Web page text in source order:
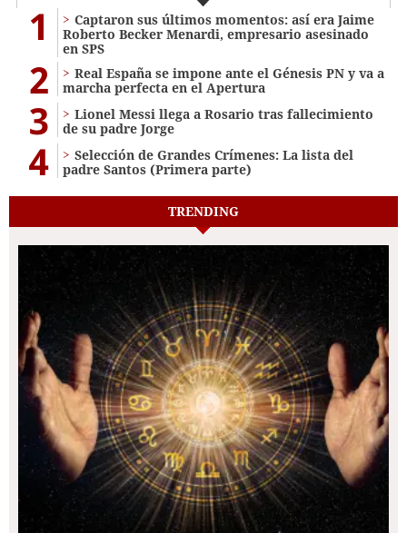
1
Captaron sus últimos momentos: así era Jaime
Roberto Becker Menardi​​​, empresario asesinado
en SPS
2
Real España se impone ante el Génesis PN y va a
marcha perfecta en el Apertura
3
Lionel Messi llega a Rosario tras fallecimiento
de su padre Jorge
4
Selección de Grandes Crímenes: La lista del
padre Santos (Primera parte)
TRENDING